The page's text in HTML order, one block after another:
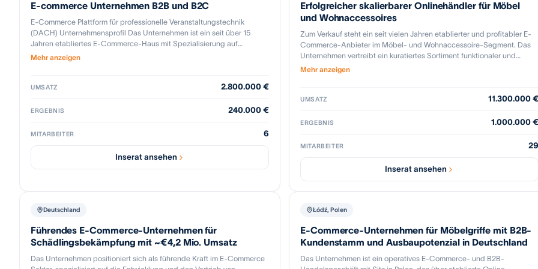
E-commerce Unternehmen B2B und B2C
E-Commerce Plattform für professionelle Veranstaltungstechnik
(DACH) Unternehmensprofil Das Unternehmen ist ein seit über 15
Jahren etabliertes E-Commerce-Haus mit Spezialisierung auf
professionelle Veranstaltungstechnik im deutschsprachigen Raum. Mit
(Projektgeschäft + Webshop) hat sich das Unternehmen als
Der Fokus liegt auf skalierbarem Online-Handel kombiniert mit
Fachhändler für professionelle Licht-, Ton- und Eventtechnik •
Projektpartner für B2B-Kunden, Kommunen und öffentliche
Auftraggeber • Webshop-Anbieter für B2C- und B2B-Kunden
Mehr anzeigen
UMSATZ 2.800.000 €
ERGEBNIS 240.000 €
MITARBEITER 6
Inserat ansehen
Erfolgreicher skalierbarer Onlinehändler für Möbel
und Wohnaccessoires
Zum Verkauf steht ein seit vielen Jahren etablierter und profitabler E-
Commerce-Anbieter im Möbel- und Wohnaccessoire-Segment. Das
Unternehmen vertreibt ein kuratiertes Sortiment funktionaler und
designorientierter Möbel über diverse Online-Marktplätze sowie einen
hat sich als stabiler und effizienter Player im Online-Möbelhandel
(Sortimentserweiterung, Internationalisierung, neue Plattformen).
Paravents, Tische, Kommoden, Regale) - Multi-Channel-Vertrieb über
Webshop - Eigene Lagerlogistik, moderne Prozess- und IT-Struktur
(Shopware, JTL, Power BI, KI-gestützte Tools) - Eingetragene Wort-
Attraktivität.
Mehr anzeigen
UMSATZ 11.300.000 €
ERGEBNIS 1.000.000 €
MITARBEITER 29
Inserat ansehen
Deutschland
Führendes E-Commerce-Unternehmen für
Schädlingsbekämpfung mit ~€4,2 Mio. Umsatz
Das Unternehmen positioniert sich als führende Kraft im E-Commerce
Łódź, Polen
E-Commerce-Unternehmen für Möbelgriffe mit B2B-
Kundenstamm und Ausbaupotenzial in Deutschland
Das Unternehmen ist ein operatives E-Commerce- und B2B-